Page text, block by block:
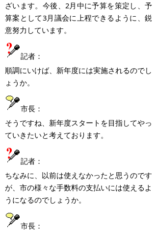
ざいます。今後、 2月中に予算を策定し、予
算案として3月議会に上程できるように、鋭
意努力しています。
記者：
順調にいけば、新年度には実施されるのでし
ょうか。
市長：
そうですね、新年度スタートを目指してやっ
ていきたいと考えております。
記者：
ちなみに、以前は使えなかったと思うのです
が、市の様々な手数料の支払いには使えるよ
うになるのでしょうか。
市長：